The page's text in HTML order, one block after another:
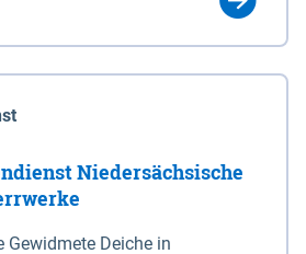
Niedersächsische
Gewidmete Deiche in